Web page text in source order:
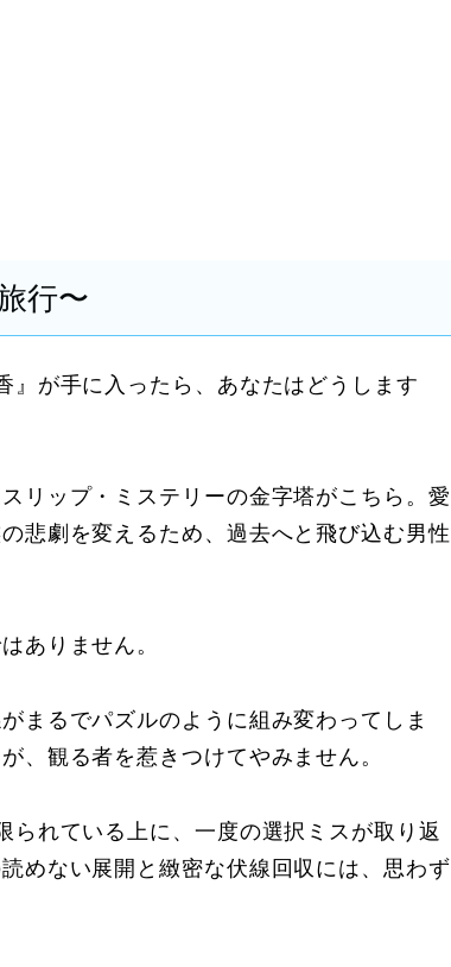
行〜
』が手に入ったら、あなたはどうします
リップ・ミステリーの金字塔がこちら。愛
悲劇を変えるため、過去へと飛び込む男性
ありません。
まるでパズルのように組み変わってしま
観る者を惹きつけてやみません。
られている上に、一度の選択ミスが取り返
めない展開と緻密な伏線回収には、思わず